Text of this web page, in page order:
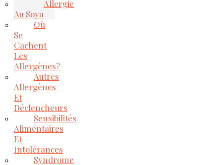
Allergie
Au Soya
Où
Se
Cachent
Les
Allergènes?
Autres
Allergènes
Et
Déclencheurs
Sensibilités
Alimentaires
Et
Intolérances
Syndrome